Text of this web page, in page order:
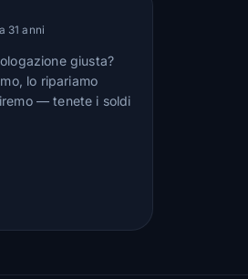
31 anni
giusta?
lo ripariamo
— tenete i soldi